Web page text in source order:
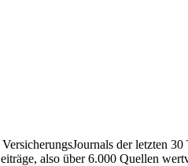
der letzten 30
also über 6.000 Quellen